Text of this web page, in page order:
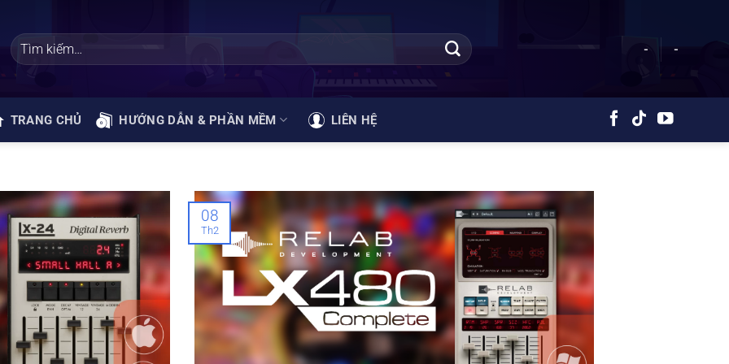
- -
TRANG CHỦ HƯỚNG DẪN & PHẦN MỀM LIÊN HỆ
08
Th2